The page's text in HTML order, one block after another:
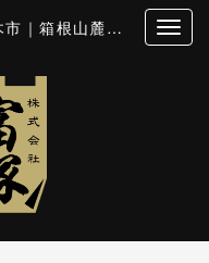
株式会社富塚商店｜神奈川県｜厚木市｜箱根山麓豚｜とん漬｜シロホルモン